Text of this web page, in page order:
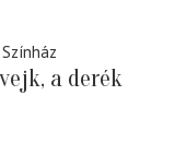
a derék